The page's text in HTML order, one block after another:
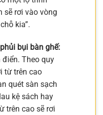
sẽ rơi vào vòng
kia”.
bụi bàn ghế:
Theo quy
từ trên cao
quét sàn sạch
kệ sách hay
trên cao sẽ rơi